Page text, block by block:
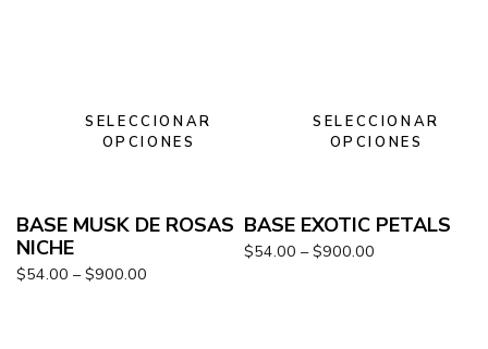
SELECCIONAR
OPCIONES
BASE MUSK DE ROSAS
NICHE
$54.00 – $900.00
SELECCIONAR
OPCIONES
BASE EXOTIC PETALS
$54.00 – $900.00